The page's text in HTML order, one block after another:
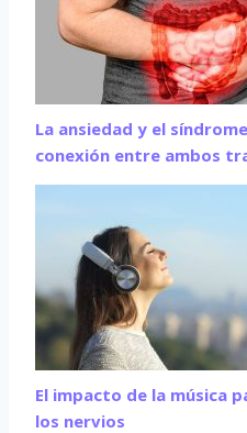
La ansiedad y el
conexión entre ambos
El impacto de la música
los nervios